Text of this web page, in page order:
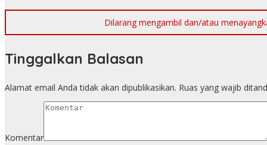
Dilarang mengambil dan/atau
Tinggalkan Balasan
Alamat email Anda tidak akan dipublikasikan. Ruas yang wajib
Komentar